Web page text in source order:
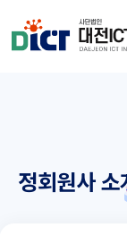
정회원사 소